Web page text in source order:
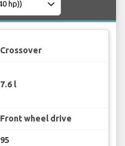
Crossover
7.6 l
Front wheel drive
95